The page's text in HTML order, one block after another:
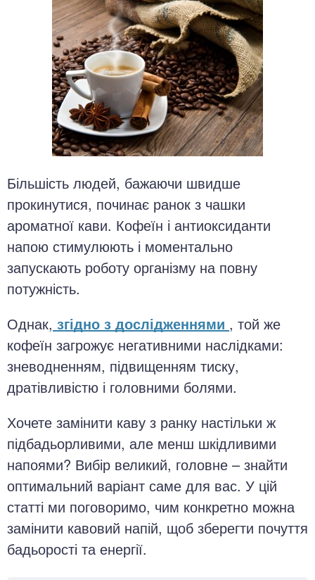
Більшість людей, бажаючи швидше
прокинутися, починає ранок з чашки
ароматної кави. Кофеїн і антиоксиданти
напою стимулюють і моментально
запускають роботу організму на повну
потужність.
Однак, згідно з дослідженнями , той же
кофеїн загрожує негативними наслідками:
зневодненням, підвищенням тиску,
дратівливістю і головними болями.
Хочете замінити каву з ранку настільки ж
підбадьорливими, але менш шкідливими
напоями? Вибір великий, головне – знайти
оптимальний варіант саме для вас. У цій
статті ми поговоримо, чим конкретно можна
замінити кавовий напій, щоб зберегти почуття
бадьорості та енергії.